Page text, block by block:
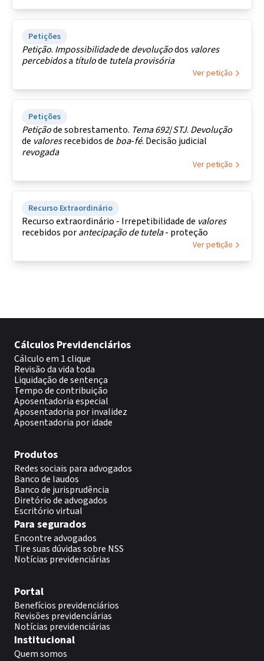
Petições
Petição. Impossibilidadede devoluçãodos valores
percebidosa títulode tutelaprovisória
Ver petição
Petições
Petiçãode sobrestamento. Tema692/STJ. Devolução
de valoresrecebidos de boa-fé. Decisão judicial
revogada
Ver petição
Recurso Extraordinário
Recurso extraordinário - Irrepetibilidade de valores
recebidos porantecipaçãode tutela- proteção
Ver petição
Cálculos Previdenciários
Cálculo em 1 clique
Revisão da vida toda
Liquidação de sentença
Tempo de contribuição
Aposentadoria especial
Aposentadoria por invalidez
Aposentadoria por idade
Produtos
Redes sociais para advogados
Banco de laudos
Banco de jurisprudência
Diretório de advogados
Escritório virtual
Para segurados
Encontre advogados
Tire suas dúvidas sobre NSS
Notícias previdenciárias
Portal
Benefícios previdenciários
Revisões previdenciárias
Notícias previdenciárias
Institucional
Quem somos